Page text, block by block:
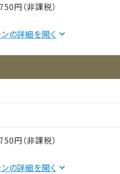
円（非課税）
の詳細を
円（非課税）
の詳細を